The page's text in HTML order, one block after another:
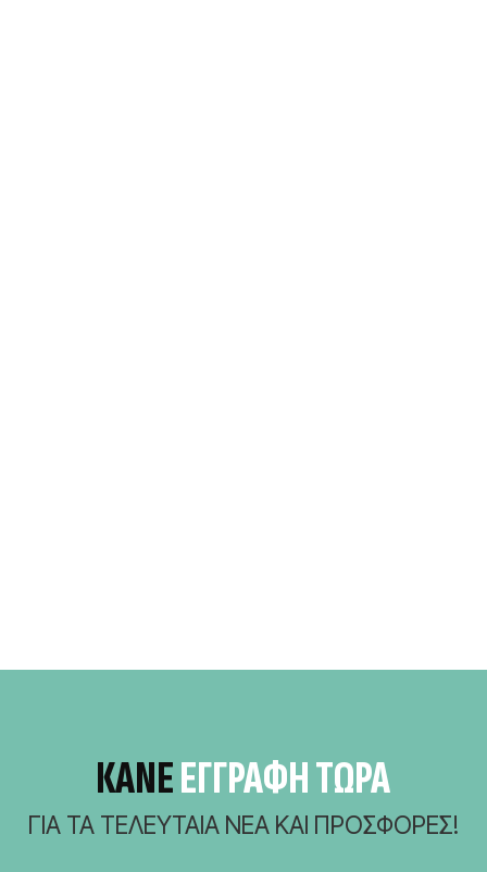
ΚΆΝΕΕΓΓΡΑΦΗ ΤΩΡΑ
ΓΙΑ ΤΑ ΤΕΛΕΥΤΑΊΑ ΝΈΑ ΚΑΙ ΠΡΟΣΦΟΡΈΣ!